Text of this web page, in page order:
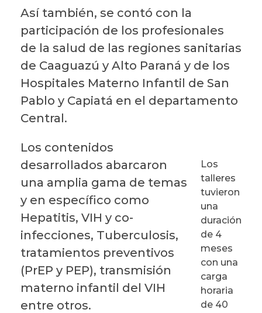
Así también, se contó con la
participación de los profesionales
de la salud de las regiones sanitarias
de Caaguazú y Alto Paraná y de los
Hospitales Materno Infantil de San
Pablo y Capiatá en el departamento
Central.
Los
talleres
tuvieron
una
duración
de 4
meses
con una
carga
horaria
de 40
Los contenidos
desarrollados abarcaron
una amplia gama de temas
y en específico como
Hepatitis, VIH y co-
infecciones, Tuberculosis,
tratamientos preventivos
(PrEP y PEP), transmisión
materno infantil del VIH
entre otros.